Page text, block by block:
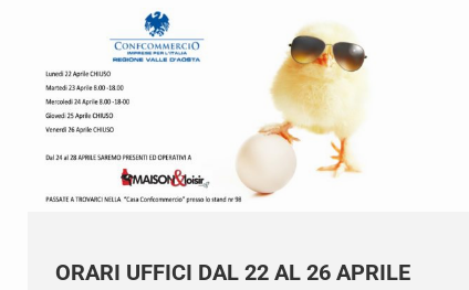
ORARI UFFICI DAL 22 AL 26 APRILE